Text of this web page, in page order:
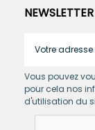
NEWSLETTER
Vous pouvez
pour cela nos
d'utilisation du